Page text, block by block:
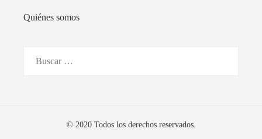
Quiénes somos
© 2020 Todos los derechos reservados.